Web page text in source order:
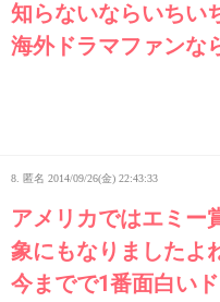
知らないならいちい
海外ドラマファンな
8. 匿名 2014/09/26(金) 22:43:33
アメリカではエミー
象にもなりましたよ
今までで1番面白い